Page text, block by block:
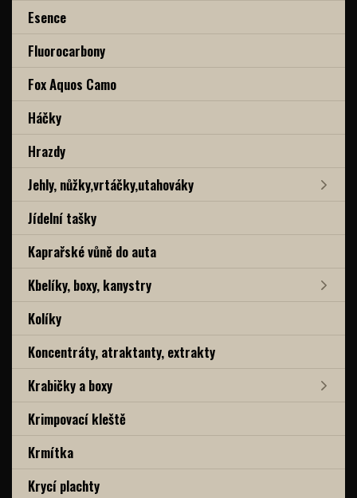
Esence
Fluorocarbony
Fox Aquos Camo
Háčky
Hrazdy
Jehly, nůžky,vrtáčky,utahováky
Jídelní tašky
Kaprařské vůně do auta
Kbelíky, boxy, kanystry
Kolíky
Koncentráty, atraktanty, extrakty
Krabičky a boxy
Krimpovací kleště
Krmítka
Krycí plachty